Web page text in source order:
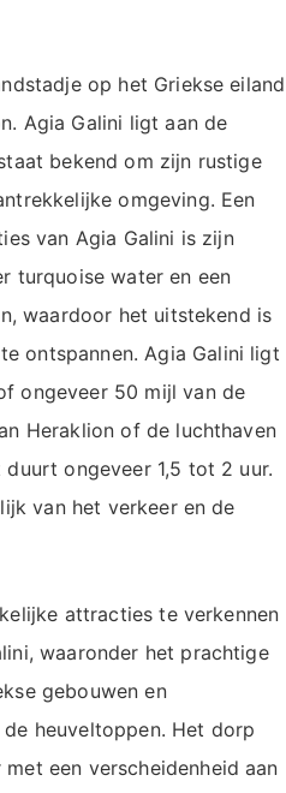
op het Griekse eiland
Agia Galini ligt aan de
bekend om zijn rustige
omgeving. Een
van Agia Galini is zijn
turquoise water en een
waardoor het uitstekend is
ontspannen. Agia Galini ligt
ongeveer 50 mijl van de
Heraklion of de luchthaven
ongeveer 1,5 tot 2 uur.
van het verkeer en de
attracties te verkennen
waaronder het prachtige
gebouwen en
heuveltoppen. Het dorp
een verscheidenheid aan